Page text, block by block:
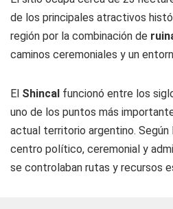
de los principales atractivos
región por la combinación de
caminos ceremoniales y un
El Shincal funcionó entre los
uno de los puntos más
actual territorio argentino.
centro político, ceremonial y
se controlaban rutas y recursos